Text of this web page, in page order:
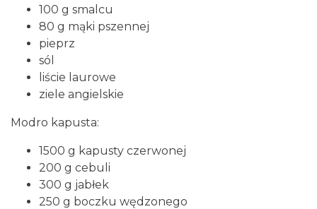
100 g smalcu
80 g mąki pszennej
pieprz
sól
liście laurowe
ziele angielskie
Modro kapusta:
1500 g kapusty czerwonej
200 g cebuli
300 g jabłek
250 g boczku wędzonego